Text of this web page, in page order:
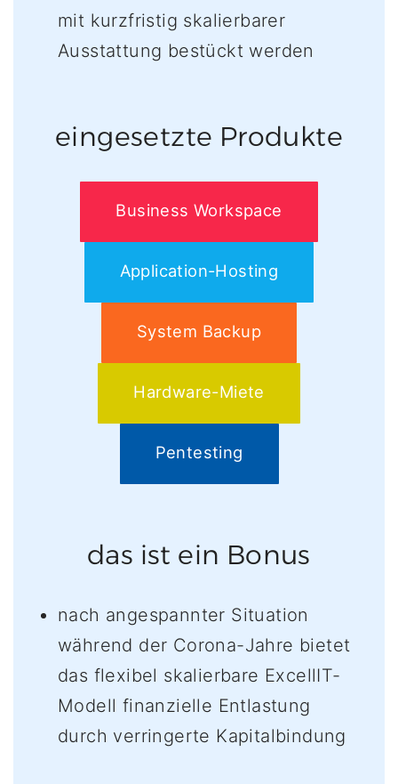
mit kurzfristig skalierbarer
Ausstattung bestückt werden
eingesetzte Produkte
Business Workspace
Application-Hosting
System Backup
Hardware-Miete
Pentesting
das ist ein Bonus
nach angespannter Situation
während der Corona-Jahre bietet
das flexibel skalierbare ExcellIT-
Modell finanzielle Entlastung
durch verringerte Kapitalbindung